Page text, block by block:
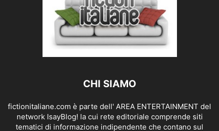
CHI SIAMO
fictionitaliane.com è parte dell' AREA ENTERTAINMENT del
network IsayBlog! la cui rete editoriale comprende siti
tematici di informazione indipendente che contano sul